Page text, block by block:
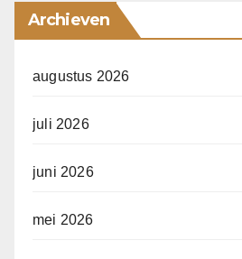
Archieven
augustus 2026
juli 2026
juni 2026
mei 2026